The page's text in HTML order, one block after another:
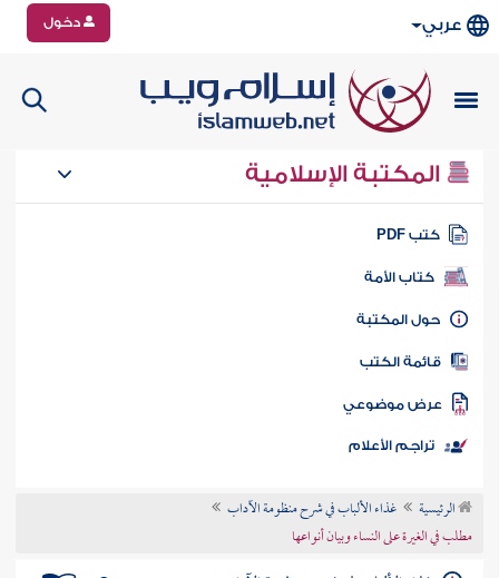
عربي دخول
المكتبة الإسلامية
كتب PDF
كتاب الأمة
المكتبة
الكتب
موضوعي
تراجم الأعلام
الرئيسية
غذاء الألباب في شرح منظومة الآداب
مطلب في الغيرة على النساء وبيان أنواعها